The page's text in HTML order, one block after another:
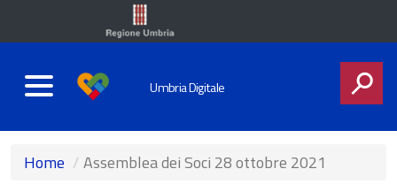
Umbria Digitale
Home Assemblea dei Soci 28 ottobre 2021